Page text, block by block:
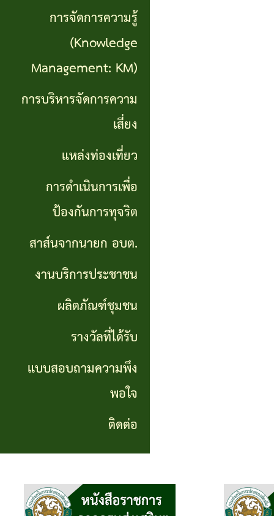
การ
ดำเนิน
การ
เพื่อ
ทุจริต
สาส์น
นายก
อบต.
งาน
บริการ
ประชาชน
ผลิตภัณฑ์
รางวัล
ที่ได้
รับ
การจัดการความรู้
(Knowledge
Management: KM)
การบริหารจัดการความ
เสี่ยง
แหล่งท่องเที่ยว
การดำเนินการเพื่อ
ป้องกันการทุจริต
สาส์นจากนายก อบต.
งานบริการประชาชน
ผลิตภัณฑ์ชุมชน
รางวัลที่ได้รับ
แบบสอบถามความพึง
พอใจ
ติดต่อ